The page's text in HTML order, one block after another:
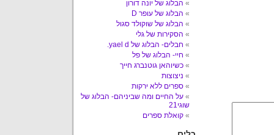
הבלוג של יונה דורון
הבלוג של עופר D
הבלוג של שוקולד סגול
הסקירות של גלי
חבלים- הבלוג של yael d.
חיי- הבלוג של פל
כשיוהאן גוטנברג חייך
ניצוצות
ספרים ללא ירקות
על החיים ומה שביניהם- הבלוג של
שוגי21
קואלת ספרים